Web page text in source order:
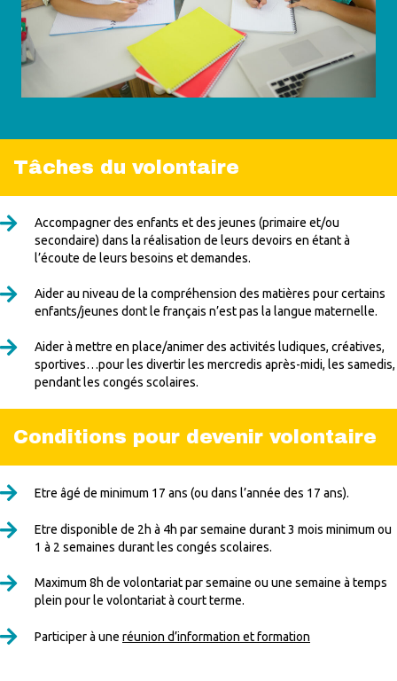
Tâches du volontaire
Accompagner des enfants et des jeunes (primaire et/ou
secondaire) dans la réalisation de leurs devoirs en étant à
l’écoute de leurs besoins et demandes.
Aider au niveau de la compréhension des matières pour certains
enfants/jeunes dont le français n’est pas la langue maternelle.
Aider à mettre en place/animer des activités ludiques, créatives,
sportives…pour les divertir les mercredis après-midi, les samedis,
pendant les congés scolaires.
Conditions pour devenir volontaire
Etre âgé de minimum 17 ans (ou dans l’année des 17 ans).
Etre disponible de 2h à 4h par semaine durant 3 mois minimum ou
1 à 2 semaines durant les congés scolaires.
Maximum 8h de volontariat par semaine ou une semaine à temps
plein pour le volontariat à court terme.
Participer à une réunion d’information et formation